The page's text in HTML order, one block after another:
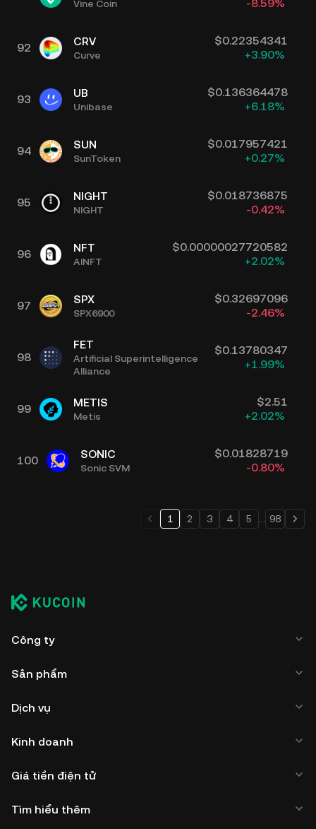
Vine Coin
-8.59%
92 CRV
Curve
$0.22354341
+3.90%
93 UB
Unibase
$0.136364478
+6.18%
94 SUN
SunToken
$0.017957421
+0.27%
95 NIGHT
NIGHT
$0.018736875
-0.42%
96 NFT
AINFT
$0.00000027720582
+2.02%
97 SPX
SPX6900
$0.32697096
-2.46%
98
FET
Artificial Superintelligence
Alliance
$0.13780347
+1.99%
99 METIS
Metis
$2.51
+2.02%
100 SONIC
Sonic SVM
$0.01828719
-0.80%
1 2 3 4 5 98
Công ty
Sản phẩm
Dịch vụ
Kinh doanh
Giá tiền điện tử
Tìm hiểu thêm